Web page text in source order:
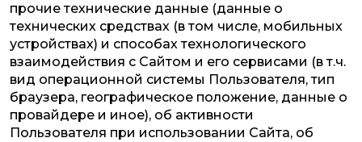
прочие технические данные (данные о
технических средствах (в том числе, мобильных
устройствах) и способах технологического
взаимодействия с Сайтом и его сервисами (в т.ч.
вид операционной системы Пользователя, тип
браузера, географическое положение, данные о
провайдере и иное), об активности
Пользователя при использовании Сайта, об